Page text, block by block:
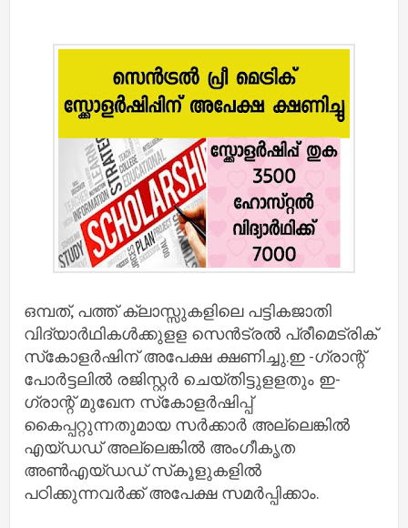
ഒമ്പത്, പത്ത് ക്ലാസ്സുകളിലെ പട്ടികജാതി
വിദ്യാര്‍ഥികള്‍ക്കുളള സെന്‍ട്രല്‍ പ്രീമെട്രിക്
സ്‌കോളര്‍ഷിന് അപേക്ഷ ക്ഷണിച്ചു.ഇ -ഗ്രാന്റ്
പോര്‍ട്ടലില്‍ രജിസ്റ്റര്‍ ചെയ്തിട്ടുളളതും ഇ-
ഗ്രാന്റ് മുഖേന സ്‌കോളര്‍ഷിപ്പ്
കൈപ്പറ്റുന്നതുമായ സര്‍ക്കാര്‍ അല്ലെങ്കില്‍
എയ്ഡഡ് അല്ലെങ്കില്‍ അംഗീകൃത
അണ്‍എയ്ഡഡ് സ്‌കൂളുകളില്‍
പഠിക്കുന്നവര്‍ക്ക് അപേക്ഷ സമര്‍പ്പിക്കാം.